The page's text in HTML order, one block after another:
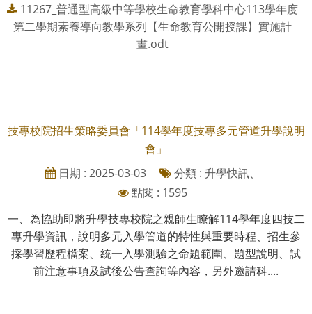
11267_普通型高級中等學校生命教育學科中心113學年度
第二學期素養導向教學系列【生命教育公開授課】實施計
畫.odt
技專校院招生策略委員會「114學年度技專多元管道升學說明
會」
日期 : 2025-03-03
分類 : 升學快訊、
點閱 : 1595
一、為協助即將升學技專校院之親師生瞭解114學年度四技二
專升學資訊，說明多元入學管道的特性與重要時程、招生參
採學習歷程檔案、統一入學測驗之命題範圍、題型說明、試
前注意事項及試後公告查詢等內容，另外邀請科....